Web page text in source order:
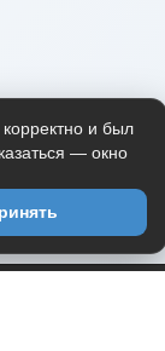
и был
— окно